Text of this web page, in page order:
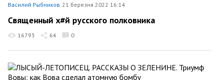
Василий Рыбников 21 березня 2022 16:14
Священный х#й русского полковника
16793 64 0